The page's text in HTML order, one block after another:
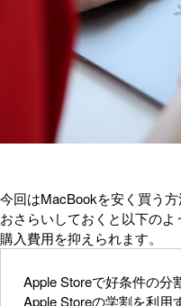
今回はMacBookを安く買う方
おさらいしておくと以下の
購入費用を抑えられます。
Apple Storeで好条件の分
Apple Storeの学割を利用